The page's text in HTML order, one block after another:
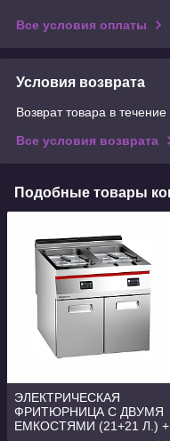
Все условия оплаты
Условия возврата
Возврат товара в
Все условия возврата
Подобные товары
ЭЛЕКТРИЧЕСКАЯ
ФРИТЮРНИЦА С ДВУМЯ
ЕМКОСТЯМИ (21+21 Л.) +